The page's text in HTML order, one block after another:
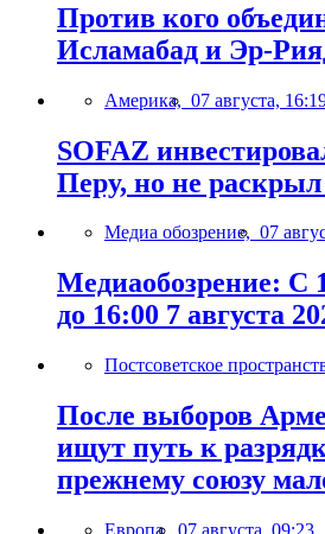
Против кого
Исламабад и Эр-
Америка, 07 августа,
SOFAZ
Перу, но не
Медиа обозрение, 07
Медиаобозрение: С
до 16:00 7 августа
Постсоветское
После выборов
ищут путь к
прежнему союзу
Европа, 07 августа, 09:23